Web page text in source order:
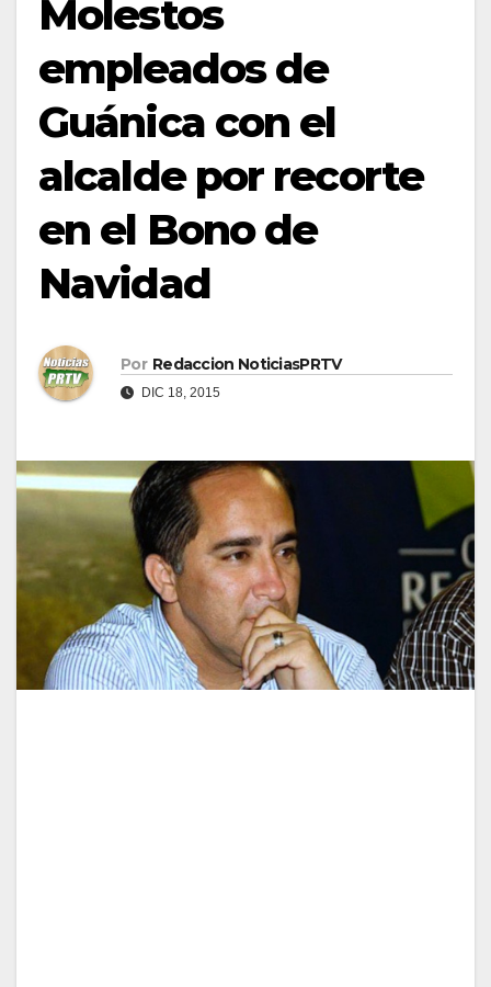
Molestos
empleados de
Guánica con el
alcalde por recorte
en el Bono de
Navidad
Por Redaccion NoticiasPRTV
DIC 18, 2015